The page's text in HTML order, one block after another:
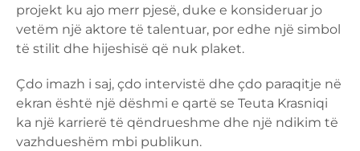
projekt ku ajo merr pjesë, duke e konsideruar jo
vetëm një aktore të talentuar, por edhe një simbol
të stilit dhe hijeshisë që nuk plaket.
Çdo imazh i saj, çdo intervistë dhe çdo paraqitje në
ekran është një dëshmi e qartë se Teuta Krasniqi
ka një karrierë të qëndrueshme dhe një ndikim të
vazhdueshëm mbi publikun.